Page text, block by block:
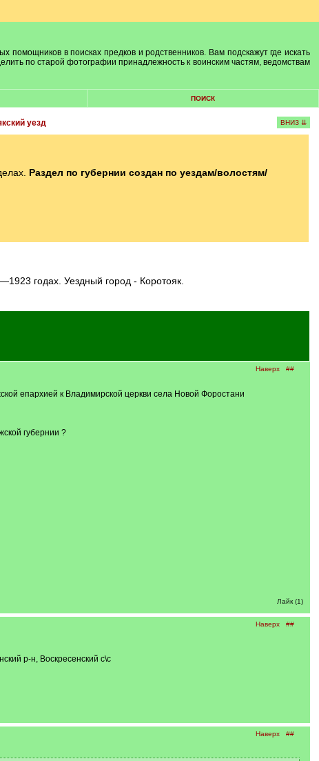
помощников в поисках предков и родственников. Вам подскажут где искать
по старой фотографии принадлежность к воинским частям, ведомствам
ПОИСК
уезд ВНИЗ ⇊
Раздел по губернии создан по уездам/волостям/
годах. Уездный город - Коротояк.
Наверх ##
епархией к Владимирской церкви села Новой Форостани
губернии ?
Лайк (1)
Наверх ##
р-н, Воскресенский с\с
Наверх ##